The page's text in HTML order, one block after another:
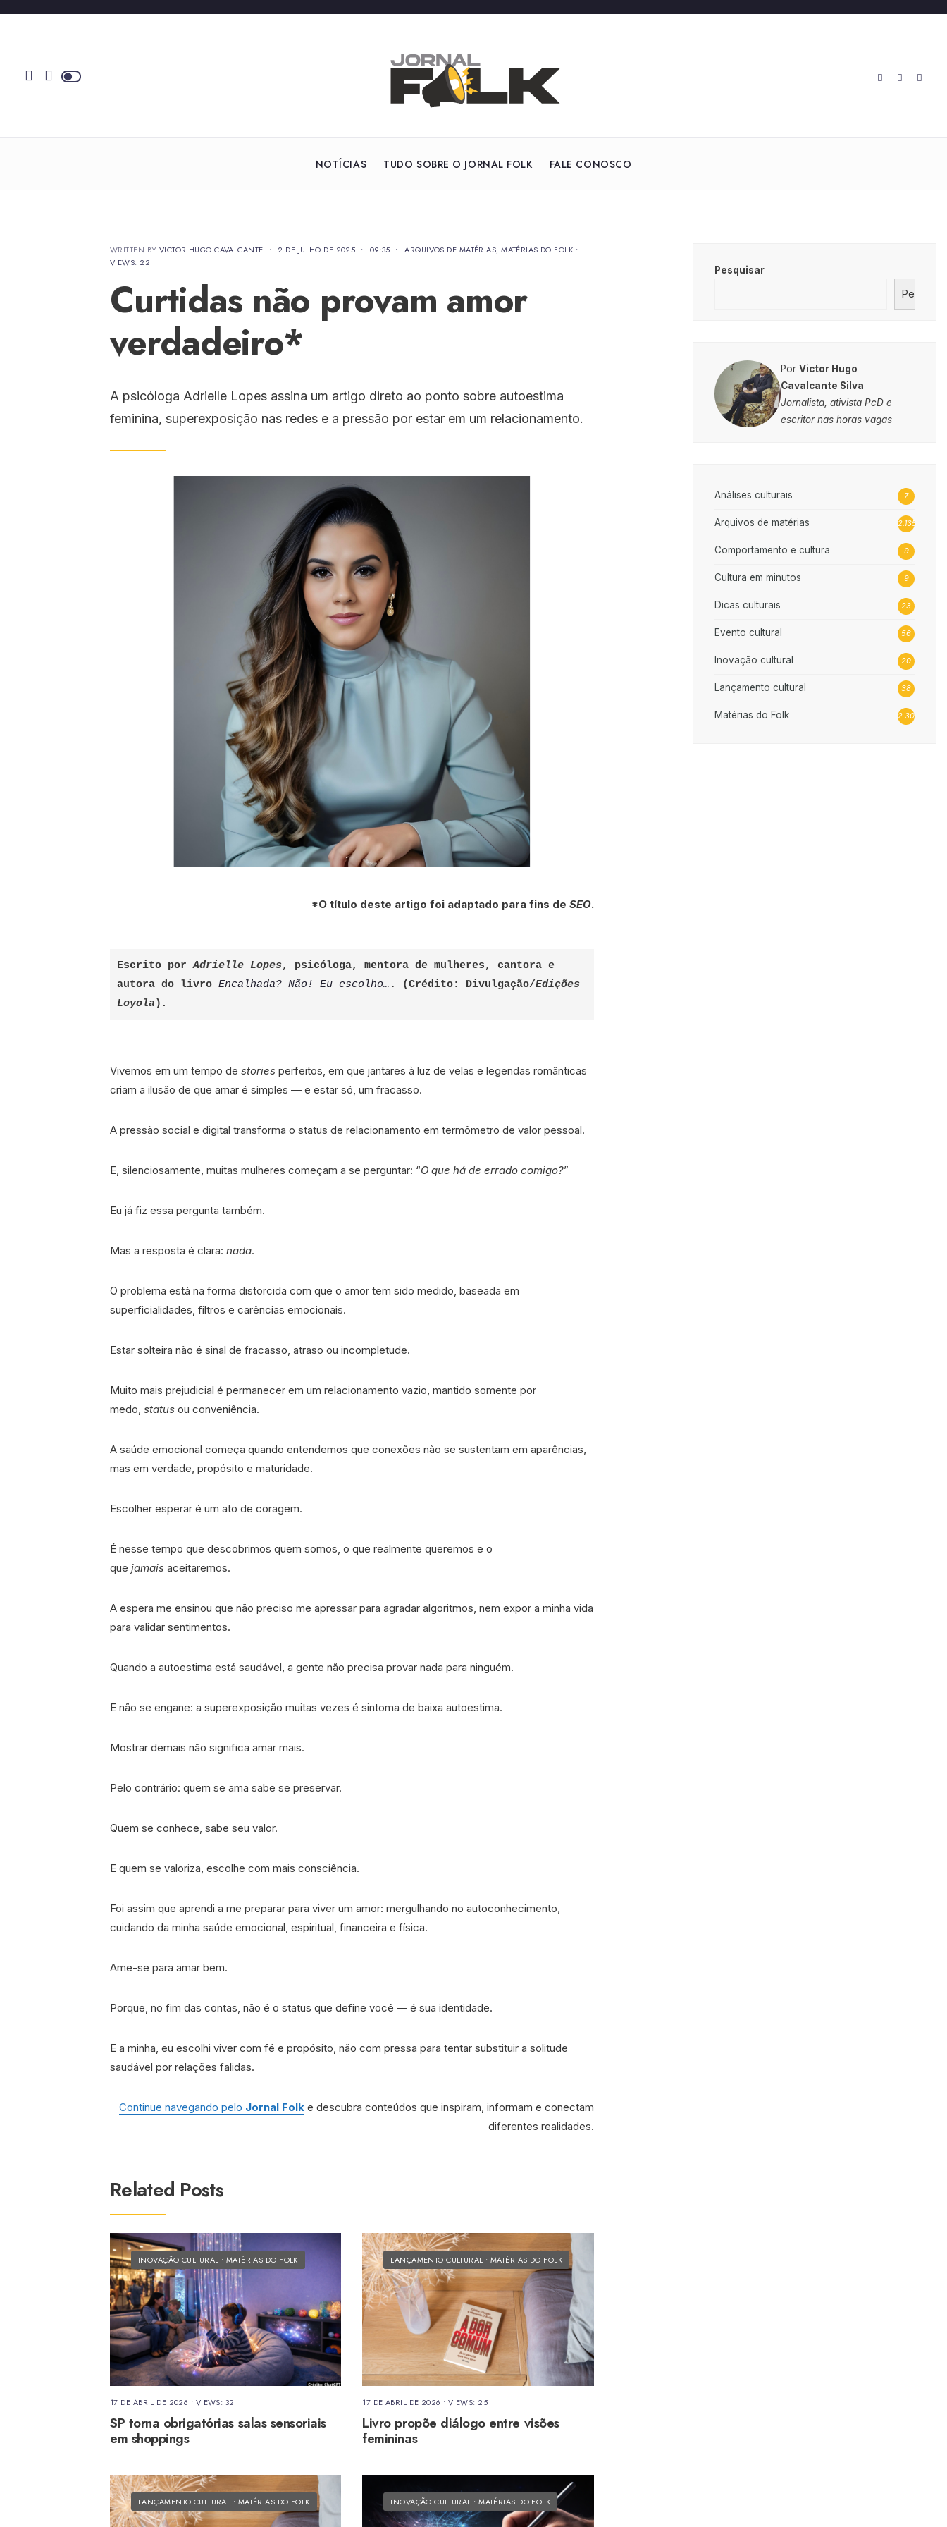
NOTÍCIAS TUDO SOBRE O JORNAL FOLK FALE CONOSCO
WRITTEN BY VICTOR HUGO CAVALCANTE • 2 DE JULHO DE 2025 • 09:35 • ARQUIVOS DE MATÉRIAS,MATÉRIAS DO FOLK •
VIEWS: 22
Curtidas não provam amor
verdadeiro*
A psicóloga Adrielle Lopes assina um artigo direto ao ponto sobre autoestima
feminina, superexposição nas redes e a pressão por estar em um relacionamento.
*O título deste artigo foi adaptado para fins de SEO.
Escrito por Adrielle Lopes, psicóloga, mentora de mulheres, cantora e
autora do livro Encalhada? Não! Eu escolho… . (Crédito: Divulgação/Edições
Loyola ) .
Vivemos em um tempo de stories perfeitos, em que jantares à luz de velas e legendas românticas
criam a ilusão de que amar é simples — e estar só, um fracasso.
A pressão social e digital transforma o status de relacionamento em termômetro de valor pessoal.
E, silenciosamente, muitas mulheres começam a se perguntar: “O que há de errado comigo?”
Eu já fiz essa pergunta também.
Mas a resposta é clara: nada.
O problema está na forma distorcida com que o amor tem sido medido, baseada em
superficialidades, filtros e carências emocionais.
Estar solteira não é sinal de fracasso, atraso ou incompletude.
Muito mais prejudicial é permanecer em um relacionamento vazio, mantido somente por
medo, status ou conveniência.
A saúde emocional começa quando entendemos que conexões não se sustentam em aparências,
mas em verdade, propósito e maturidade.
Escolher esperar é um ato de coragem.
É nesse tempo que descobrimos quem somos, o que realmente queremos e o
que jamais aceitaremos.
A espera me ensinou que não preciso me apressar para agradar algoritmos, nem expor a minha vida
para validar sentimentos.
Quando a autoestima está saudável, a gente não precisa provar nada para ninguém.
E não se engane: a superexposição muitas vezes é sintoma de baixa autoestima.
Mostrar demais não significa amar mais.
Pelo contrário: quem se ama sabe se preservar.
Quem se conhece, sabe seu valor.
E quem se valoriza, escolhe com mais consciência.
Foi assim que aprendi a me preparar para viver um amor: mergulhando no autoconhecimento,
cuidando da minha saúde emocional, espiritual, financeira e física.
Ame-se para amar bem.
Porque, no fim das contas, não é o status que define você — é sua identidade.
E a minha, eu escolhi viver com fé e propósito, não com pressa para tentar substituir a solitude
saudável por relações falidas.
Continue navegando pelo Jornal Folke descubra conteúdos que inspiram, informam e conectam
diferentes realidades.
Related Posts
INOVAÇÃO CULTURAL • MATÉRIAS DO FOLK
17 DE ABRIL DE 2026 • VIEWS: 32
SP torna obrigatórias salas sensoriais
em shoppings
LANÇAMENTO CULTURAL •MATÉRIAS DO FOLK
17 DE ABRIL DE 2026 •VIEWS: 25
Livro propõe diálogo entre visões
femininas
LANÇAMENTO CULTURAL • MATÉRIAS DO FOLK INOVAÇÃO CULTURAL •MATÉRIAS DO FOLK
Pesquisar
PorVictor Hugo
Cavalcante Silva
Jornalista, ativista PcD e
escritor nas horas vagas
Análises culturais 7
Arquivos de matérias 2.135
Comportamento e cultura 9
Cultura em minutos 9
Dicas culturais 23
Evento cultural 56
Inovação cultural 20
Lançamento cultural 38
Matérias do Folk 2.302